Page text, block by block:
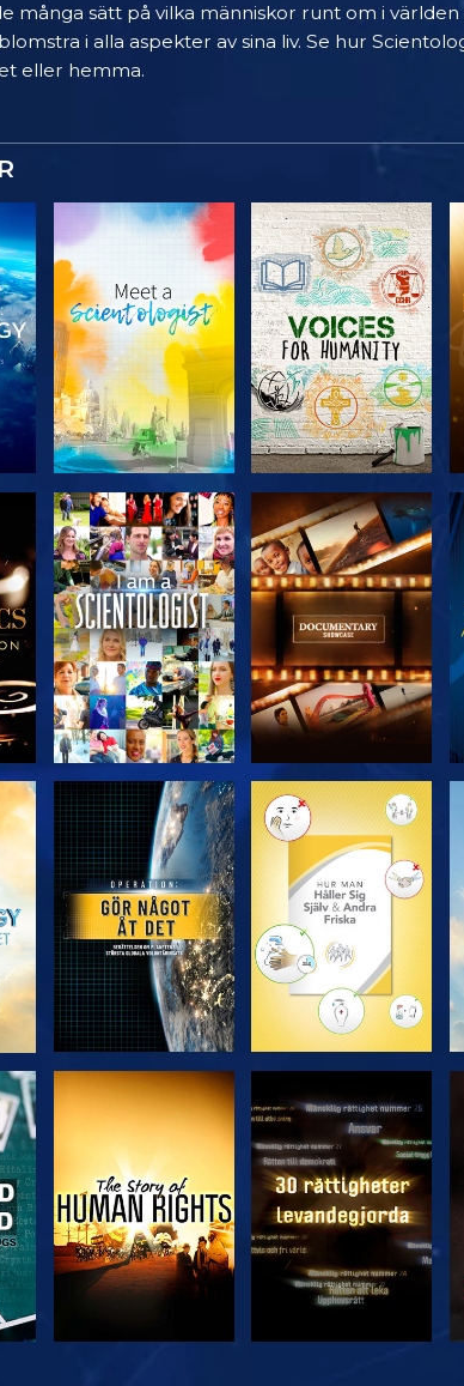
många sätt på vilka människor runt om i
i alla aspekter av sina liv. Se hur
eller hemma.
UTFORSKA
SERIEN
UTFORSKA
SERIEN
UTFORSKA
SERIEN
UTFORSKA
SERIEN
TITTA TITTA